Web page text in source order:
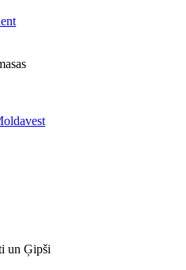
un Ģipši